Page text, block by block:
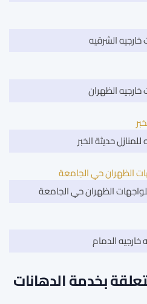
خارجيه الشرقيه
خارجيه الظهران
حديثة الخبر
للواجهات الظهران حي الجامعة
خارجيه الدمام
بخدمة الدهانات